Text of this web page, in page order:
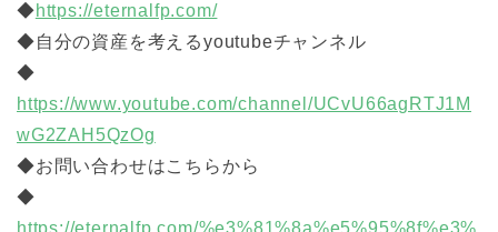
◆https://eternalfp.com/
◆自分の資産を考えるyoutubeチャンネル
◆
https://www.youtube.com/channel/UCvU66agRTJ1M
wG2ZAH5QzOg
◆お問い合わせはこちらから
◆